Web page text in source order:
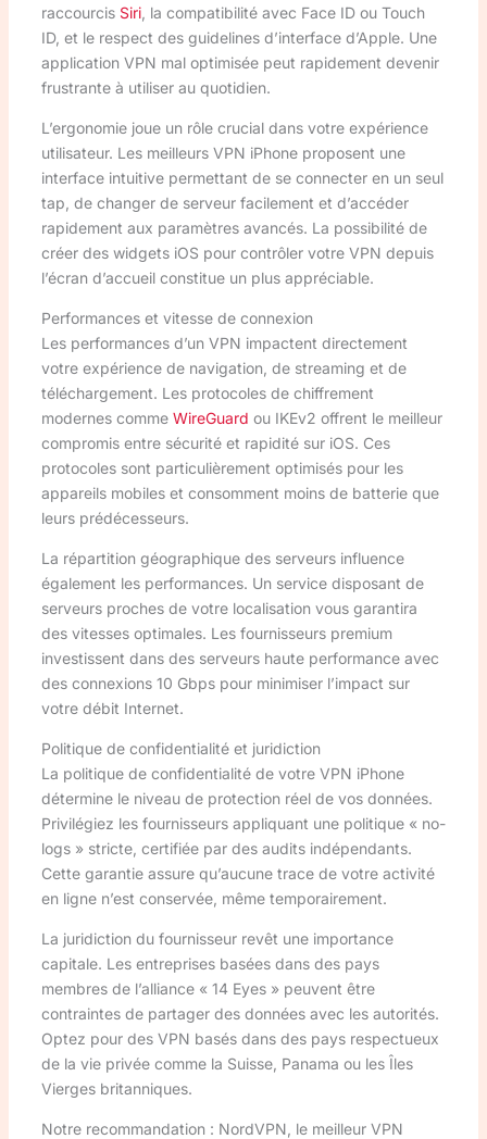
raccourcis Siri, la compatibilité avec Face ID ou Touch
ID, et le respect des guidelines d’interface d’Apple. Une
application VPN mal optimisée peut rapidement devenir
frustrante à utiliser au quotidien.
L’ergonomie joue un rôle crucial dans votre expérience
utilisateur. Les meilleurs VPN iPhone proposent une
interface intuitive permettant de se connecter en un seul
tap, de changer de serveur facilement et d’accéder
rapidement aux paramètres avancés. La possibilité de
créer des widgets iOS pour contrôler votre VPN depuis
l’écran d’accueil constitue un plus appréciable.
Performances et vitesse de connexion
Les performances d’un VPN impactent directement
votre expérience de navigation, de streaming et de
téléchargement. Les protocoles de chiffrement
modernes comme WireGuard ou IKEv2 offrent le meilleur
compromis entre sécurité et rapidité sur iOS. Ces
protocoles sont particulièrement optimisés pour les
appareils mobiles et consomment moins de batterie que
leurs prédécesseurs.
La répartition géographique des serveurs influence
également les performances. Un service disposant de
serveurs proches de votre localisation vous garantira
des vitesses optimales. Les fournisseurs premium
investissent dans des serveurs haute performance avec
des connexions 10 Gbps pour minimiser l’impact sur
votre débit Internet.
Politique de confidentialité et juridiction
La politique de confidentialité de votre VPN iPhone
détermine le niveau de protection réel de vos données.
Privilégiez les fournisseurs appliquant une politique « no-
logs » stricte, certifiée par des audits indépendants.
Cette garantie assure qu’aucune trace de votre activité
en ligne n’est conservée, même temporairement.
La juridiction du fournisseur revêt une importance
capitale. Les entreprises basées dans des pays
membres de l’alliance « 14 Eyes » peuvent être
contraintes de partager des données avec les autorités.
Optez pour des VPN basés dans des pays respectueux
de la vie privée comme la Suisse, Panama ou les Îles
Vierges britanniques.
Notre recommandation : NordVPN, le meilleur VPN